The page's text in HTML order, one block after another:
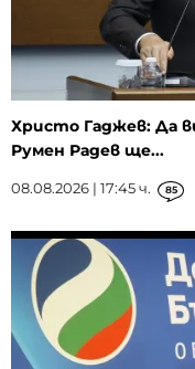
Христо Гаджев: Да
Румен Радев ще...
08.08.2026 | 17:45 ч. 85